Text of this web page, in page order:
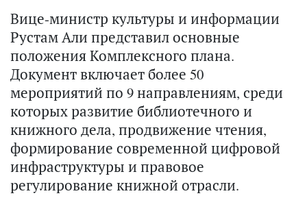
Вице-министр культуры и информации
Рустам Али представил основные
положения Комплексного плана.
Документ включает более 50
мероприятий по 9 направлениям, среди
которых развитие библиотечного и
книжного дела, продвижение чтения,
формирование современной цифровой
инфраструктуры и правовое
регулирование книжной отрасли.